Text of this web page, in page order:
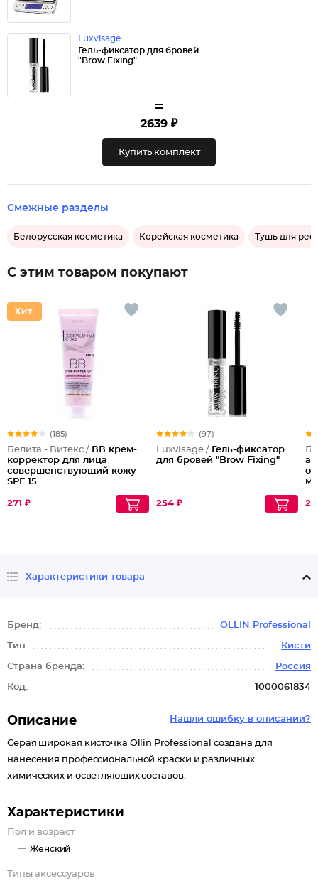
Luxvisage
Гель-фиксатор для бровей
"Brow Fixing"
=
2639 ₽
Купить комплект
Смежные разделы
Белорусская косметика Корейская косметика Тушь для
С этим товаром покупают
(185)
Белита - Витекс / ВВ крем-
корректор для лица
совершенствующий кожу
SPF 15
271 ₽
(97)
Luxvisage / Гель-фиксатор
для бровей "Brow Fixing"
254 ₽
Характеристики товара
Бренд: OLLIN Professional
Тип: Кисти
Страна бренда: Россия
Код: 1000061834
Нашли ошибку в описании?
Описание
Серая широкая кисточка Ollin Professional создана для
нанесения профессиональной краски и различных
химических и осветляющих составов.
Характеристики
Пол и возраст
Женский
Типы аксессуаров